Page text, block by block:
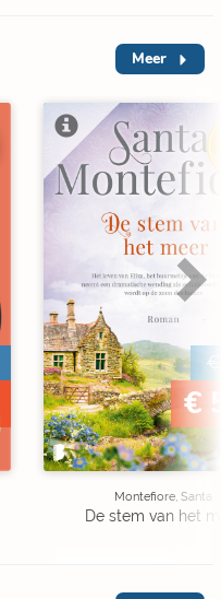
Meer
€
€
Montefiore, Santa
De stem van het